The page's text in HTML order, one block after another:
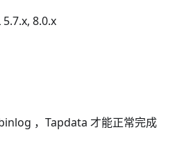
8.0.x
，Tapdata 才能正常完成